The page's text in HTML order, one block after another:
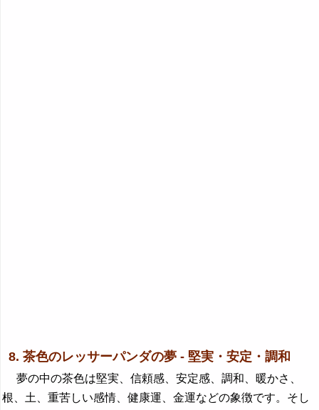
8. 茶色のレッサーパンダの夢 - 堅実・安定・調和
夢の中の茶色は堅実、信頼感、安定感、調和、暖かさ、
根、土、重苦しい感情、健康運、金運などの象徴です。そし